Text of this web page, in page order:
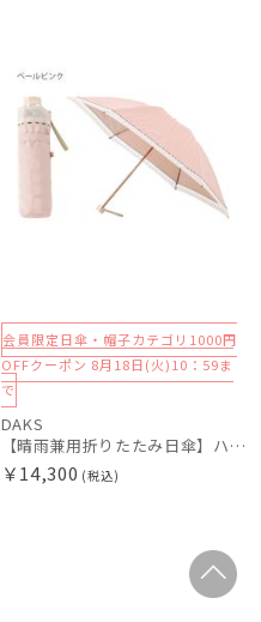
会員限定日傘・帽子カテゴリ1000円
OFFクーポン 8月18日(火)10：59ま
で
DAKS
【晴雨兼用折りたたみ日傘】ハウスチェック×オーガンジーレース 遮光率99.99％以上 UV99%以上 軽量 日本製
￥14,300 (税込)